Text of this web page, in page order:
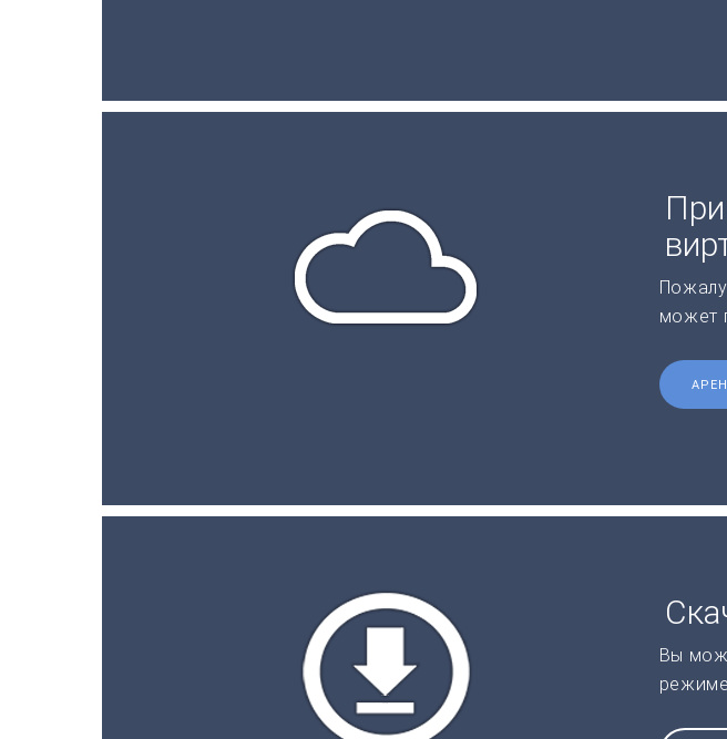
может
Вы
режиме